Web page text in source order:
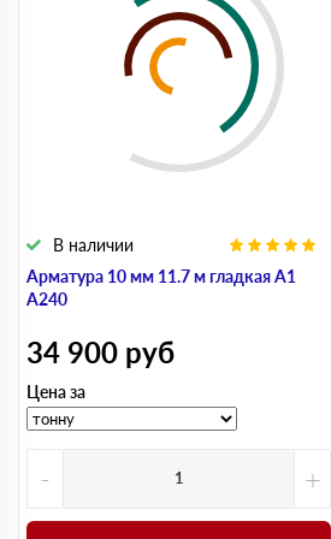
Арматура 10 мм 11.7 м гладкая А1
А240
В наличии
34 900 руб
Цена за
- +